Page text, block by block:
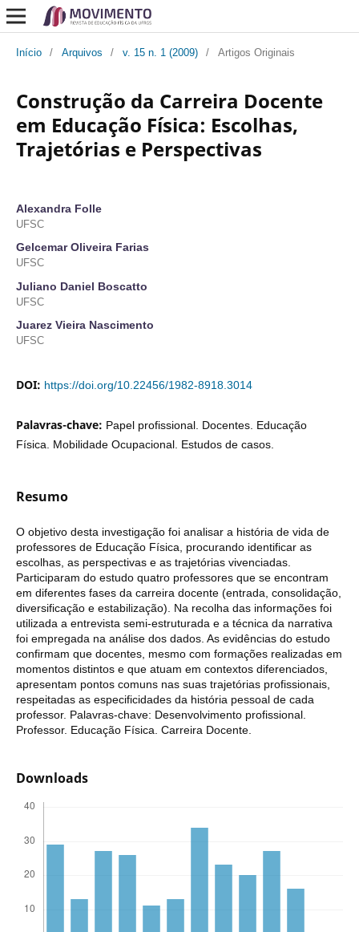
Início / Arquivos / v. 15 n. 1 (2009) / Artigos Originais
Construção da Carreira Docente
em Educação Física: Escolhas,
Trajetórias e Perspectivas
Alexandra Folle
UFSC
Gelcemar Oliveira Farias
UFSC
Juliano Daniel Boscatto
UFSC
Juarez Vieira Nascimento
UFSC
DOI: https://doi.org/10.22456/1982-8918.3014
Palavras-chave: Papel profissional. Docentes. Educação
Física. Mobilidade Ocupacional. Estudos de casos.
Resumo
O objetivo desta investigação foi analisar a história de vida de
professores de Educação Física, procurando identificar as
escolhas, as perspectivas e as trajetórias vivenciadas.
Participaram do estudo quatro professores que se encontram
em diferentes fases da carreira docente (entrada, consolidação,
diversificação e estabilização). Na recolha das informações foi
utilizada a entrevista semi-estruturada e a técnica da narrativa
foi empregada na análise dos dados. As evidências do estudo
confirmam que docentes, mesmo com formações realizadas em
momentos distintos e que atuam em contextos diferenciados,
apresentam pontos comuns nas suas trajetórias profissionais,
respeitadas as especificidades da história pessoal de cada
professor. Palavras-chave: Desenvolvimento profissional.
Professor. Educação Física. Carreira Docente.
Downloads